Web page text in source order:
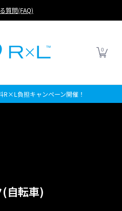
LIFE
質問(FAQ)
0
R×L負担キャンペーン開催！
自転車)